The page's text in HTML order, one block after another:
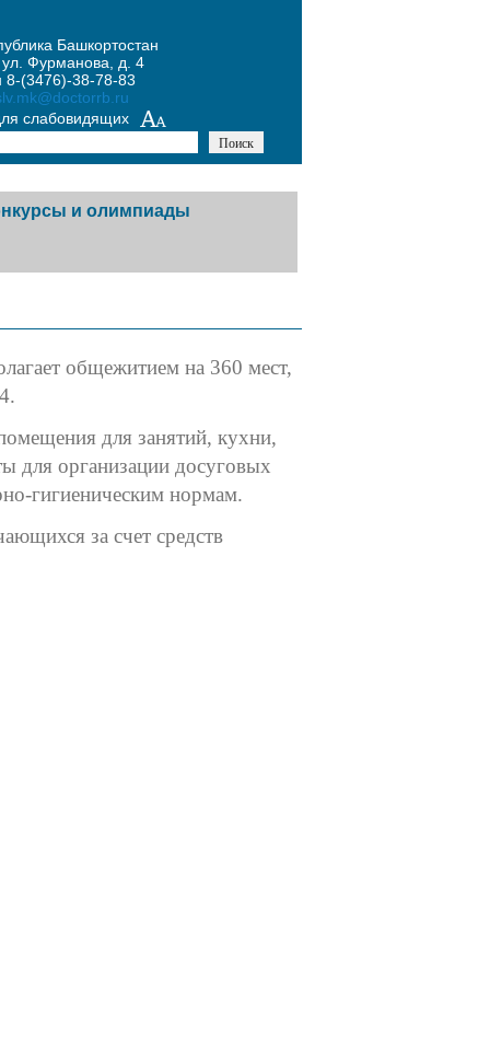
Башкортостан
ул. Фурманова, д. 4
(3476)-38-78-83
слабовидящих
и олимпиады
общежитием на 360 мест,
для занятий, кухни,
для организации досуговых
гигиеническим нормам.
за счет средств